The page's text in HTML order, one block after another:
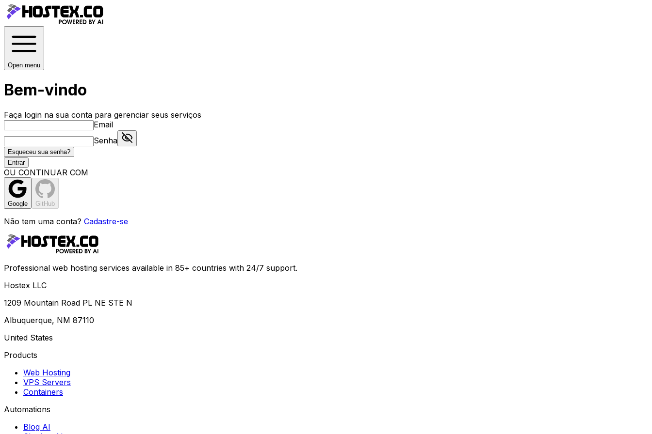
Open menu
Bem-vindo
Faça login na sua conta para gerenciar seus serviços
Email
Senha
Esqueceu sua senha?
Entrar
OU CONTINUAR COM
Google GitHub
Não tem uma conta? Cadastre-se
Professional web hosting services available in 85+ countries with 24/7 support.
Hostex LLC
1209 Mountain Road PL NE STE N
Albuquerque, NM 87110
United States
Products
Web Hosting
VPS Servers
Containers
Automations
Blog AI